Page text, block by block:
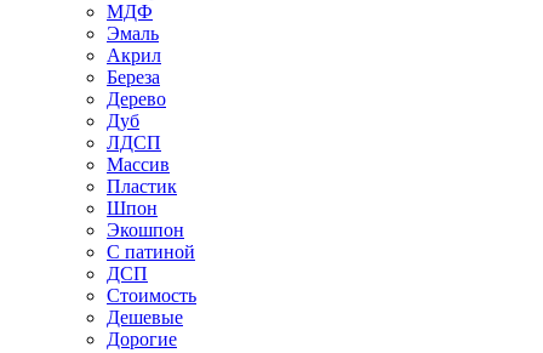
МДФ
Эмаль
Акрил
Береза
Дерево
Дуб
ЛДСП
Массив
Пластик
Шпон
Экошпон
С патиной
ДСП
Стоимость
Дешевые
Дорогие